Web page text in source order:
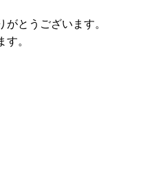
とうございます。
。